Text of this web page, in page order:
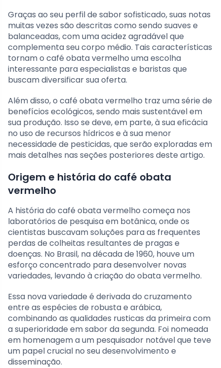
Graças ao seu perfil de sabor sofisticado, suas notas
muitas vezes são descritas como sendo suaves e
balanceadas, com uma acidez agradável que
complementa seu corpo médio. Tais características
tornam o café obata vermelho uma escolha
interessante para especialistas e baristas que
buscam diversificar sua oferta.
Além disso, o café obata vermelho traz uma série de
benefícios ecológicos, sendo mais sustentável em
sua produção. Isso se deve, em parte, à sua eficácia
no uso de recursos hídricos e à sua menor
necessidade de pesticidas, que serão exploradas em
mais detalhes nas seções posteriores deste artigo.
Origem e história do café obata
vermelho
A história do café obata vermelho começa nos
laboratórios de pesquisa em botânica, onde os
cientistas buscavam soluções para as frequentes
perdas de colheitas resultantes de pragas e
doenças. No Brasil, na década de 1960, houve um
esforço concentrado para desenvolver novas
variedades, levando à criação do obata vermelho.
Essa nova variedade é derivada do cruzamento
entre as espécies de robusta e arábica,
combinando as qualidades rusticas da primeira com
a superioridade em sabor da segunda. Foi nomeada
em homenagem a um pesquisador notável que teve
um papel crucial no seu desenvolvimento e
disseminação.